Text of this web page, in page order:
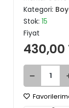
Kategori:
Stok:15
Fiyat
430,00